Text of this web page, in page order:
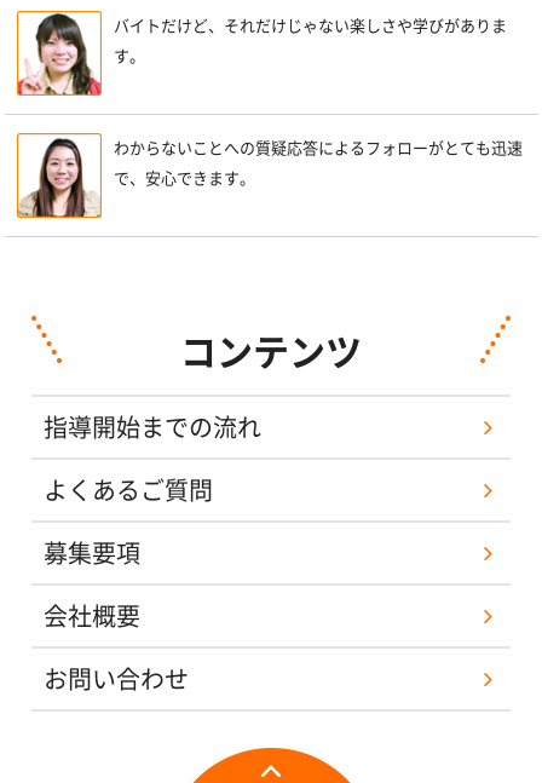
バイトだけど、それだけじゃない楽しさや学びがありま
す。
わからないことへの質疑応答によるフォローがとても迅速
で、安心できます。
コンテンツ
指導開始までの流れ
よくあるご質問
募集要項
会社概要
お問い合わせ